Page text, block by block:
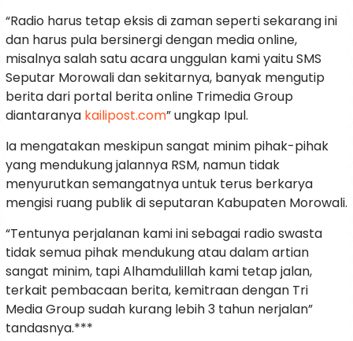
“Radio harus tetap eksis di zaman seperti sekarang ini
dan harus pula bersinergi dengan media online,
misalnya salah satu acara unggulan kami yaitu SMS
Seputar Morowali dan sekitarnya, banyak mengutip
berita dari portal berita online Trimedia Group
diantaranya kailipost.com” ungkap Ipul.
Ia mengatakan meskipun sangat minim pihak-pihak
yang mendukung jalannya RSM, namun tidak
menyurutkan semangatnya untuk terus berkarya
mengisi ruang publik di seputaran Kabupaten Morowali.
“Tentunya perjalanan kami ini sebagai radio swasta
tidak semua pihak mendukung atau dalam artian
sangat minim, tapi Alhamdulillah kami tetap jalan,
terkait pembacaan berita, kemitraan dengan Tri
Media Group sudah kurang lebih 3 tahun nerjalan”
tandasnya.***